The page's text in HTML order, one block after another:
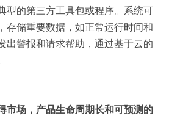
型的第三方工具包或程序。系统可
存储重要数据，如正常运行时间和
出警报和请求帮助，通过基于云的
市场，产品生命周期长和可预测的